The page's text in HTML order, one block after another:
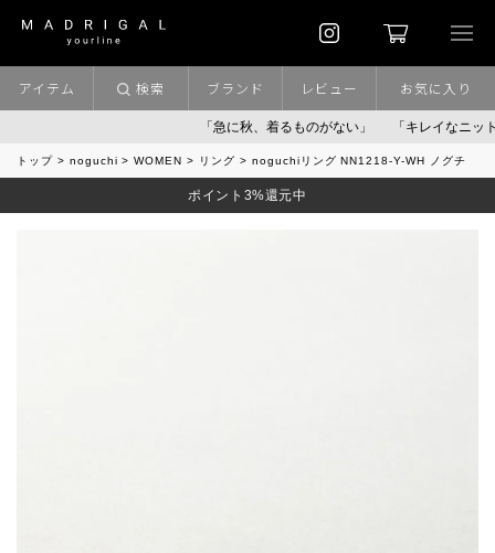
「急に秋、着るものがない」 「キレイなニット」 ポ
アイテム 検索 ブランド レビュー お気に入り
トップ noguchi WOMEN リング noguchiリング NN1218-Y-WH ノグチ
ポイント3%還元中